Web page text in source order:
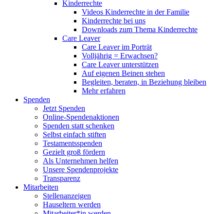
Kinderrechte
Videos Kinderrechte in der Familie
Kinderrechte bei uns
Downloads zum Thema Kinderrechte
Care Leaver
Care Leaver im Porträt
Volljährig = Erwachsen?
Care Leaver unterstützen
Auf eigenen Beinen stehen
Begleiten, beraten, in Beziehung bleiben
Mehr erfahren
Spenden
Jetzt Spenden
Online-Spendenaktionen
Spenden statt schenken
Selbst einfach stiften
Testamentsspenden
Gezielt groß fördern
Als Unternehmen helfen
Unsere Spendenprojekte
Transparenz
Mitarbeiten
Stellenanzeigen
Hauseltern werden